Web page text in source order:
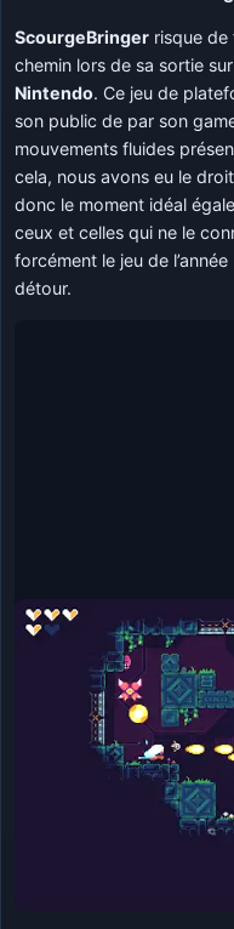
ScourgeBringer risque
chemin lors de sa sortie
Nintendo. Ce jeu de
son public de par son
mouvements fluides
cela, nous avons eu le
donc le moment idéal
ceux et celles qui ne le
forcément le jeu de
détour.